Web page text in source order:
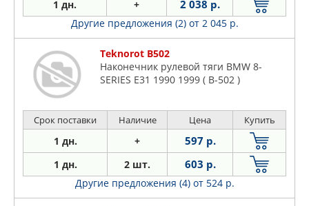
1 дн. + 2 038 р.
Другие предложения (2) от 2 045 р.
Teknorot B502
Наконечник рулевой тяги BMW 8-
SERIES E31 1990 1999 ( B-502 )
Срок поставки Наличие Цена Купить
1 дн. + 597 р.
1 дн. 2 шт. 603 р.
Другие предложения (4) от 524 р.